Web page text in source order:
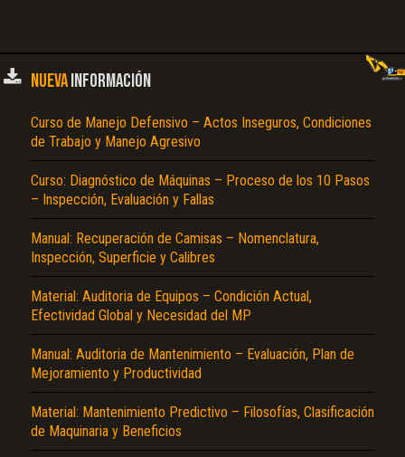
NUEVAINFORMACIÓN
Curso de Manejo Defensivo – Actos Inseguros, Condiciones
de Trabajo y Manejo Agresivo
Curso: Diagnóstico de Máquinas – Proceso de los 10 Pasos
– Inspección, Evaluación y Fallas
Manual: Recuperación de Camisas – Nomenclatura,
Inspección, Superficie y Calibres
Material: Auditoria de Equipos – Condición Actual,
Efectividad Global y Necesidad del MP
Manual: Auditoria de Mantenimiento – Evaluación, Plan de
Mejoramiento y Productividad
Material: Mantenimiento Predictivo – Filosofías, Clasificación
de Maquinaria y Beneficios